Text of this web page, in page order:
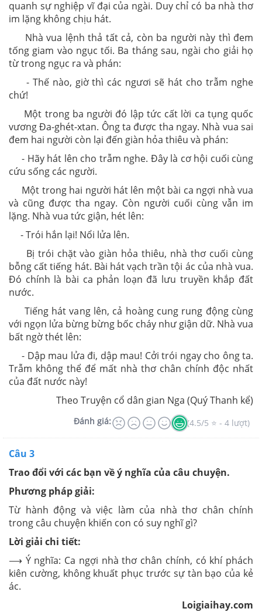
quanh sự nghiệp vĩ đại của ngài. Duy chỉ có ba nhà thơ
im lặng không chịu hát.
Nhà vua lệnh thả tất cả, còn ba người này thì đem
tống giam vào ngục tối. Ba tháng sau, ngài cho giải họ
từ trong ngục ra và phán:
- Thế nào, giờ thì các ngươi sẽ hát cho trẫm nghe
chứ!
Một trong ba người đó lập tức cất lời ca tụng quốc
vương Đa-ghét-xtan. Ông ta được tha ngay. Nhà vua sai
đem hai người còn lại đến giàn hỏa thiêu và phán:
- Hãy hát lên cho trẫm nghe. Đây là cơ hội cuối cùng
cứu sống các người.
Một trong hai người hát lên một bài ca ngợi nhà vua
và cũng được tha ngay. Còn người cuối cùng vẫn im
lặng. Nhà vua tức giận, hét lên:
- Trói hắn lại! Nổi lửa lên.
Bị trói chặt vào giàn hỏa thiêu, nhà thơ cuối cùng
bỗng cất tiếng hát. Bài hát vạch trần tội ác của nhà vua.
Đó chính là bài ca phản loạn đã lưu truyền khắp đất
nước.
Tiếng hát vang lên, cả hoàng cung rung động cùng
với ngọn lửa bừng bừng bốc cháy như giận dữ. Nhà vua
bất ngờ thét lên:
- Dập mau lửa đi, dập mau! Cởi trói ngay cho ông ta.
Trẫm không thể để mất nhà thơ chân chính độc nhất
của đất nước này!
Theo Truyện cổ dân gian Nga (Quý Thanh kể)
Đánh giá: (4.5/5 ⭐ - 4 lượt)
Câu 3
Trao đổi với các bạn về ý nghĩa của câu chuyện.
Phương pháp giải:
Từ hành động và việc làm của nhà thơ chân chính
trong câu chuyện khiến con có suy nghĩ gì?
Lời giải chi tiết:
⟶ Ý nghĩa: Ca ngợi nhà thơ chân chính, có khí phách
kiên cường, không khuất phục trước sự tàn bạo của kẻ
ác.
Loigiaihay.com